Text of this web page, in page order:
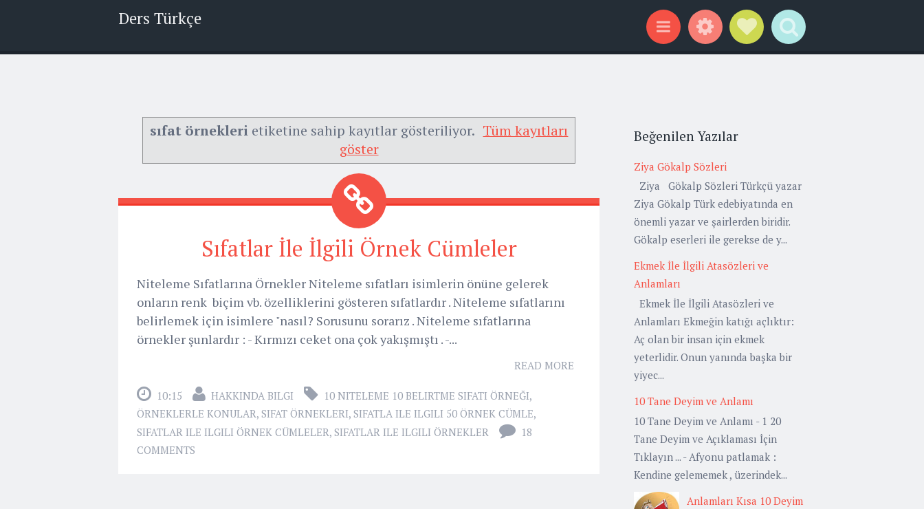
Ders Türkçe
Menu WidgetsSocial Links
Search
sıfat örneklerietiketine sahip kayıtlar gösteriliyor. Tüm kayıtları
göster
Sıfatlar İle İlgili Örnek Cümleler
Niteleme Sıfatlarına Örnekler Niteleme sıfatları isimlerin önüne gelerek
onların renk biçim vb. özelliklerini gösteren sıfatlardır . Niteleme sıfatlarını
belirlemek için isimlere "nasıl? Sorusunu sorarız . Niteleme sıfatlarına
örnekler şunlardır : - Kırmızı ceket ona çok yakışmıştı . -...
READ MORE
10:15 HAKKINDA BILGI 10 NITELEME 10 BELIRTME SIFATI ÖRNEĞI,
ÖRNEKLERLE KONULAR, SIFAT ÖRNEKLERI, SIFATLA ILE ILGILI 50 ÖRNEK CÜMLE,
SIFATLAR ILE ILGILI ÖRNEK CÜMLELER, SIFATLAR ILE ILGILI ÖRNEKLER
18
COMMENTS
Beğenilen Yazılar
Ziya Gökalp Sözleri
Ziya Gökalp Sözleri Türkçü yazar
Ziya Gökalp Türk edebiyatında en
önemli yazar ve şairlerden biridir.
Gökalp eserleri ile gerekse de y...
Ekmek İle İlgili Atasözleri ve
Anlamları
Ekmek İle İlgili Atasözleri ve
Anlamları Ekmeğin katığı açlıktır:
Aç olan bir insan için ekmek
yeterlidir. Onun yanında başka bir
yiyec...
10 Tane Deyim ve Anlamı
10 Tane Deyim ve Anlamı - 1 20
Tane Deyim ve Açıklaması İçin
Tıklayın ... - Afyonu patlamak :
Kendine gelememek , üzerindek...
Anlamları Kısa 10 Deyim